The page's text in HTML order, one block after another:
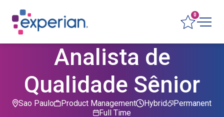
0
Analista de
Qualidade Sênior
Sao Paulo Product Management Permanent
Hybrid
Full Time